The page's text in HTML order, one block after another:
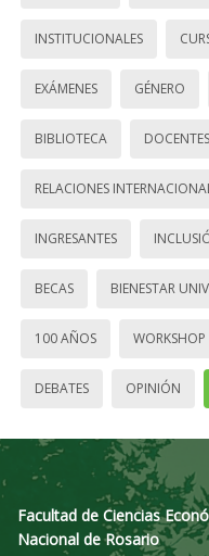
INSTITUCIONALES
EXÁMENES GÉNERO
BIBLIOTECA DOCENTES
RELACIONES
INGRESANTES
BECAS BIENESTAR
100 AÑOS WORKSHOP
DEBATES OPINIÓN
Facultad de Ciencias
Nacional de Rosario